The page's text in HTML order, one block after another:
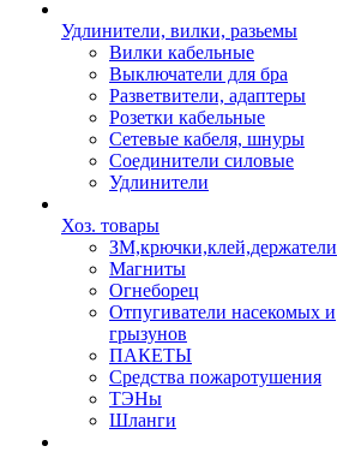
Удлинители, вилки, разьемы
Вилки кабельные
Выключатели для бра
Разветвители, адаптеры
Розетки кабельные
Сетевые кабеля, шнуры
Соединители силовые
Удлинители
Хоз. товары
ЗМ,крючки,клей,держатели
Магниты
Огнеборец
Отпугиватели насекомых и
грызунов
ПАКЕТЫ
Средства пожаротушения
ТЭНы
Шланги